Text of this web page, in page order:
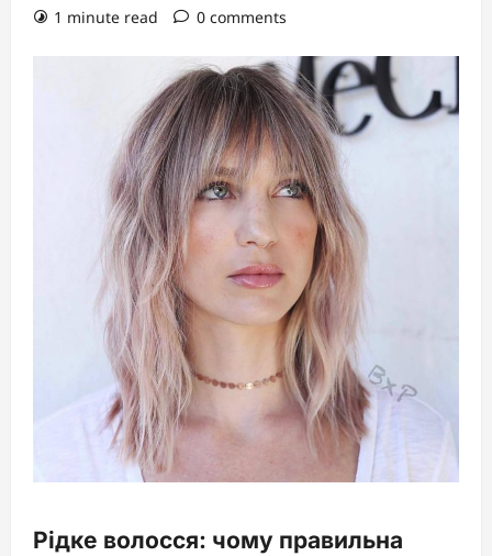
1 minute read
0 comments
Рідке волосся: чому правильна